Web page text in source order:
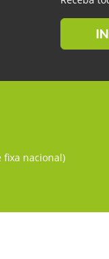
fixa nacional)